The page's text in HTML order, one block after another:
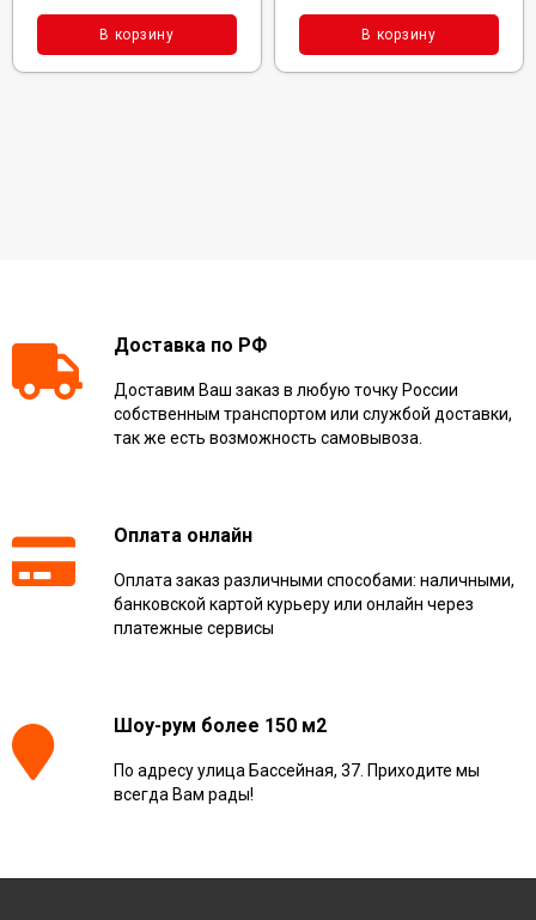
В корзину В корзину
Доставка по РФ
Доставим Ваш заказ в любую точку России
собственным транспортом или службой доставки,
так же есть возможность самовывоза.
Оплата онлайн
Оплата заказ различными способами: наличными,
банковской картой курьеру или онлайн через
платежные сервисы
Шоу-рум более 150 м2
По адресу улица Бассейная, 37. Приходите мы
всегда Вам рады!